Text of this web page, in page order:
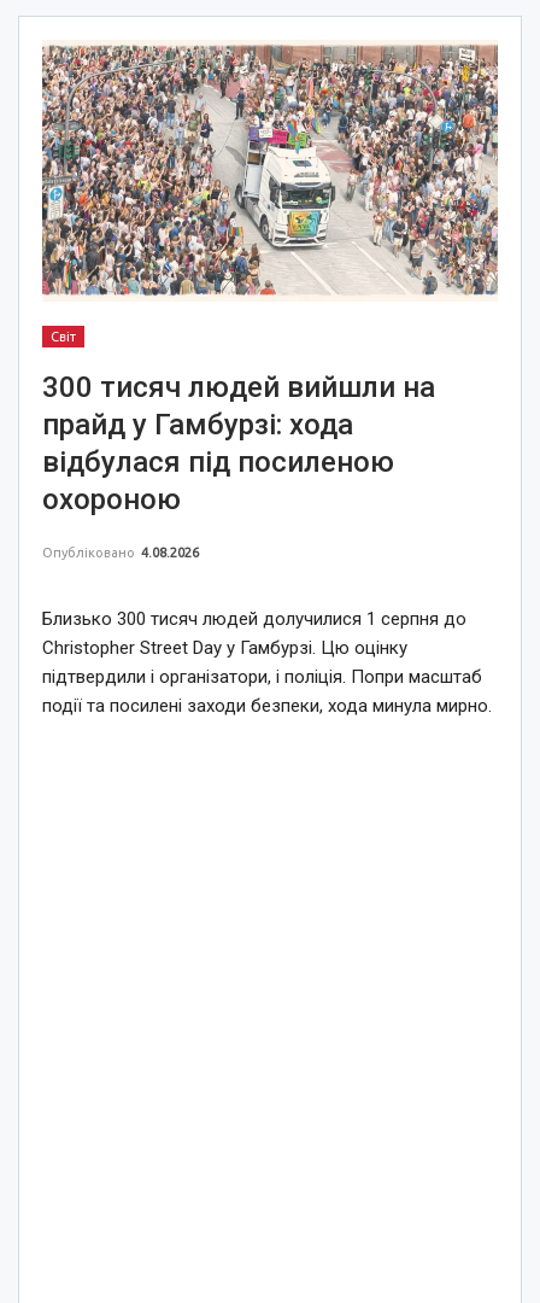
Світ
300 тисяч людей вийшли на
прайд у Гамбурзі: хода
відбулася під посиленою
охороною
Опубліковано 4.08.2026
Близько 300 тисяч людей долучилися 1 серпня до
Christopher Street Day у Гамбурзі. Цю оцінку
підтвердили і організатори, і поліція. Попри масштаб
події та посилені заходи безпеки, хода минула мирно.